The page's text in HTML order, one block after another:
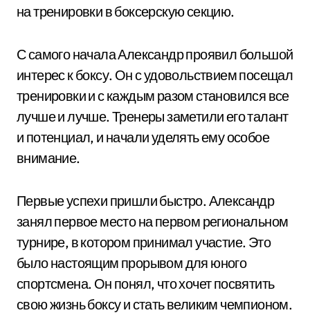
на тренировки в боксерскую секцию.
С самого начала Александр проявил большой
интерес к боксу. Он с удовольствием посещал
тренировки и с каждым разом становился все
лучше и лучше. Тренеры заметили его талант
и потенциал, и начали уделять ему особое
внимание.
Первые успехи пришли быстро. Александр
занял первое место на первом региональном
турнире, в котором принимал участие. Это
было настоящим прорывом для юного
спортсмена. Он понял, что хочет посвятить
свою жизнь боксу и стать великим чемпионом.